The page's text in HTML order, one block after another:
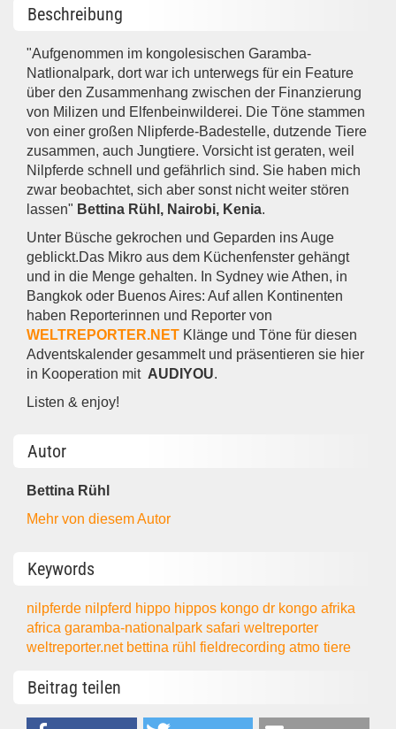
Beschreibung
"Aufgenommen im kongolesischen Garamba-
Natlionalpark, dort war ich unterwegs für ein Feature
über den Zusammenhang zwischen der Finanzierung
von Milizen und Elfenbeinwilderei. Die Töne stammen
von einer großen Nlipferde-Badestelle, dutzende Tiere
zusammen, auch Jungtiere. Vorsicht ist geraten, weil
Nilpferde schnell und gefährlich sind. Sie haben mich
zwar beobachtet, sich aber sonst nicht weiter stören
lassen" Bettina Rühl, Nairobi, Kenia.
Unter Büsche gekrochen und Geparden ins Auge
geblickt.Das Mikro aus dem Küchenfenster gehängt
und in die Menge gehalten. In Sydney wie Athen, in
Bangkok oder Buenos Aires: Auf allen Kontinenten
haben Reporterinnen und Reporter von
WELTREPORTER.NET Klänge und Töne für diesen
Adventskalender gesammelt und präsentieren sie hier
in Kooperation mit AUDIYOU.
Listen & enjoy!
Autor
Bettina Rühl
Mehr von diesem Autor
Keywords
nilpferde nilpferd hippo hippos kongodr kongoafrika
africagaramba-nationalparksafariweltreporter
weltreporter.net bettina rühlfieldrecordingatmotiere
Beitrag teilen